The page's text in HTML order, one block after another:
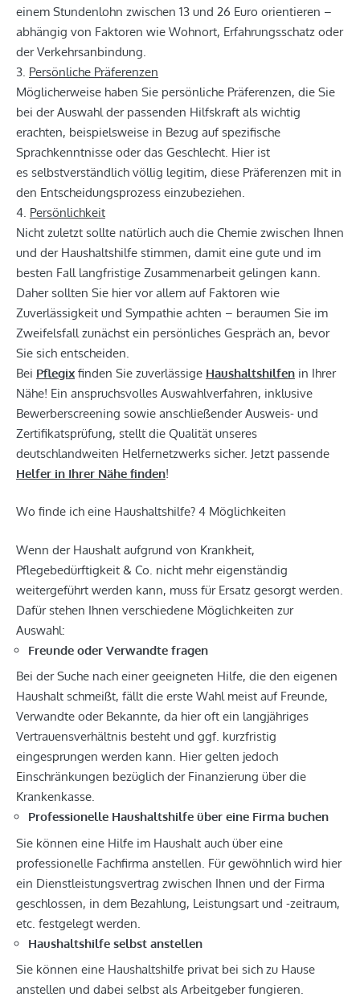
einem Stundenlohn zwischen 13 und 26 Euro orientieren –
abhängig von Faktoren wie Wohnort, Erfahrungsschatz oder
der Verkehrsanbindung.
3. Persönliche Präferenzen
Möglicherweise haben Sie persönliche Präferenzen, die Sie
bei der Auswahl der passenden Hilfskraft als wichtig
erachten, beispielsweise in Bezug auf spezifische
Sprachkenntnisse oder das Geschlecht. Hier ist
es selbstverständlich völlig legitim, diese Präferenzen mit in
den Entscheidungsprozess einzubeziehen.
4. Persönlichkeit
Nicht zuletzt sollte natürlich auch die Chemie zwischen Ihnen
und der Haushaltshilfe stimmen, damit eine gute und im
besten Fall langfristige Zusammenarbeit gelingen kann.
Daher sollten Sie hier vor allem auf Faktoren wie
Zuverlässigkeit und Sympathie achten – beraumen Sie im
Zweifelsfall zunächst ein persönliches Gespräch an, bevor
Sie sich entscheiden.
Bei Pflegix finden Sie zuverlässige Haushaltshilfen in Ihrer
Nähe! Ein anspruchsvolles Auswahlverfahren, inklusive
Bewerberscreening sowie anschließender Ausweis- und
Zertifikatsprüfung, stellt die Qualität unseres
deutschlandweiten Helfernetzwerks sicher. Jetzt passende
Helfer in Ihrer Nähe finden!
Wo finde ich eine Haushaltshilfe? 4 Möglichkeiten
Wenn der Haushalt aufgrund von Krankheit,
Pflegebedürftigkeit & Co. nicht mehr eigenständig
weitergeführt werden kann, muss für Ersatz gesorgt werden.
Dafür stehen Ihnen verschiedene Möglichkeiten zur
Auswahl:
Freunde oder Verwandte fragen
Bei der Suche nach einer geeigneten Hilfe, die den eigenen
Haushalt schmeißt, fällt die erste Wahl meist auf Freunde,
Verwandte oder Bekannte, da hier oft ein langjähriges
Vertrauensverhältnis besteht und ggf. kurzfristig
eingesprungen werden kann. Hier gelten jedoch
Einschränkungen bezüglich der Finanzierung über die
Krankenkasse.
Professionelle Haushaltshilfe über eine Firma buchen
Sie können eine Hilfe im Haushalt auch über eine
professionelle Fachfirma anstellen. Für gewöhnlich wird hier
ein Dienstleistungsvertrag zwischen Ihnen und der Firma
geschlossen, in dem Bezahlung, Leistungsart und -zeitraum,
etc. festgelegt werden.
Haushaltshilfe selbst anstellen
Sie können eine Haushaltshilfe privat bei sich zu Hause
anstellen und dabei selbst als Arbeitgeber fungieren.